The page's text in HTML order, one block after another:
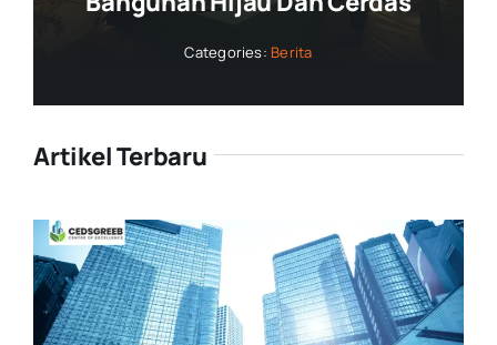
Categories: Berita
Artikel Terbaru